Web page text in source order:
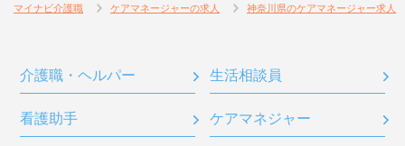
マイナビ介護職 ケアマネージャーの求人 神奈川県のケアマネージャー求人
介護職・ヘルパー 生活相談員
看護助手 ケアマネジャー